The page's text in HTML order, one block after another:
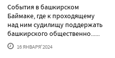
События в башкирском
Баймаке, где к проходящему
над ним судилищу поддержать
башкирского общественно......
16 ЯНВАРЯ'2024